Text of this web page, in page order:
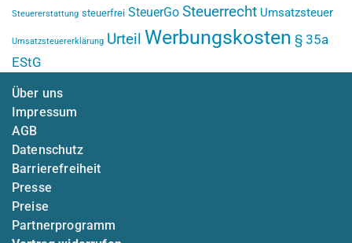
Steuererstattung steuerfrei SteuerGo Steuerrecht Umsatzsteuer
Umsatzsteuererklärung Urteil Werbungskosten § 35a
EStG
Über uns
Impressum
AGB
Datenschutz
Barrierefreiheit
Presse
Preise
Partnerprogramm